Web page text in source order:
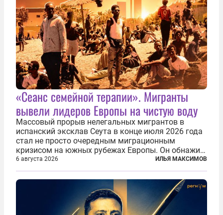
«Сеанс семейной терапии». Мигранты
вывели лидеров Европы на чистую воду
Массовый прорыв нелегальных мигрантов в
испанский эксклав Сеута в конце июля 2026 года
стал не просто очередным миграционным
кризисом на южных рубежах Европы. Он обнажил
фундаментальный раскол внутри Евросоюза,
продемонстрировав, что десятилетиями
выстраивавшаяся миграционная политика ЕС
6 августа 2026 ИЛЬЯ МАКСИМОВ